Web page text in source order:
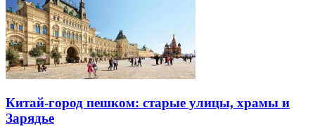
Китай-город пешком: старые улицы, храмы и
Зарядье